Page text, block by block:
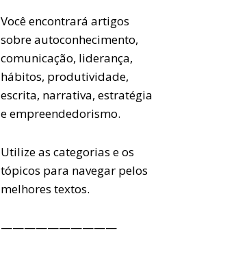
Você encontrará artigos
sobre autoconhecimento,
comunicação, liderança,
hábitos, produtividade,
escrita, narrativa, estratégia
e empreendedorismo.
Utilize as categorias e os
tópicos para navegar pelos
melhores textos.
——————————